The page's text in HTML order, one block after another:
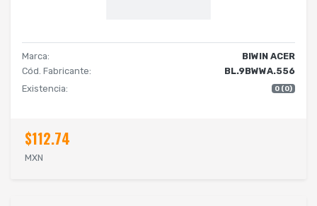
Marca:
BIWIN ACER
Cód. Fabricante:
BL.9BWWA.556
Existencia:
0 (0)
$112.74
MXN